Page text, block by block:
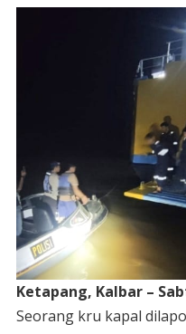
Ketapang, Kalbar –
Seorang kru kapal